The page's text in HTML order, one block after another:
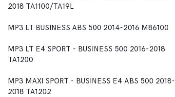
2018 TA1100/TA19L
MP3 LT BUSINESS ABS 500 2014-2016 M86100
MP3 LT E4 SPORT - BUSINESS 500 2016-2018
TA1200
MP3 MAXI SPORT - BUSINESS E4 ABS 500 2018-
2018 TA1202